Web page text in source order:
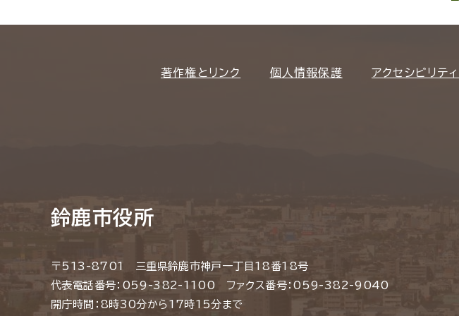
著作権とリンク 個人情報保護 アクセシビリテ
鈴鹿市役所
〒513-8701 三重県鈴鹿市神戸一丁目18番18号
代表電話番号：059-382-1100 ファクス番号：059-382-9040
開庁時間：8時30分から17時15分まで